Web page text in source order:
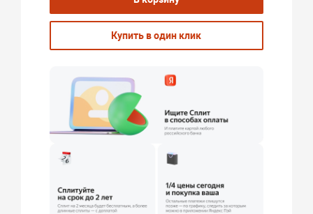
Купить в один клик